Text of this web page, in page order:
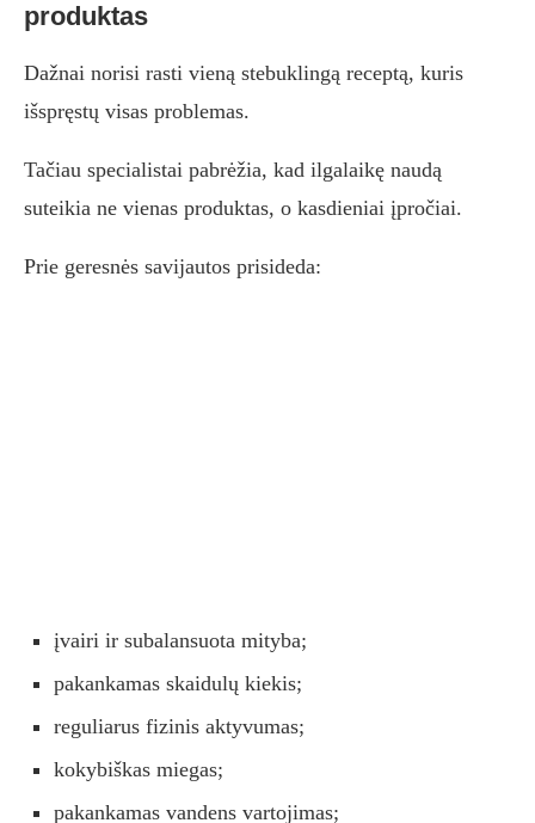
produktas
Dažnai norisi rasti vieną stebuklingą receptą, kuris
išspręstų visas problemas.
Tačiau specialistai pabrėžia, kad ilgalaikę naudą
suteikia ne vienas produktas, o kasdieniai įpročiai.
Prie geresnės savijautos prisideda:
įvairi ir subalansuota mityba;
pakankamas skaidulų kiekis;
reguliarus fizinis aktyvumas;
kokybiškas miegas;
pakankamas vandens vartojimas;